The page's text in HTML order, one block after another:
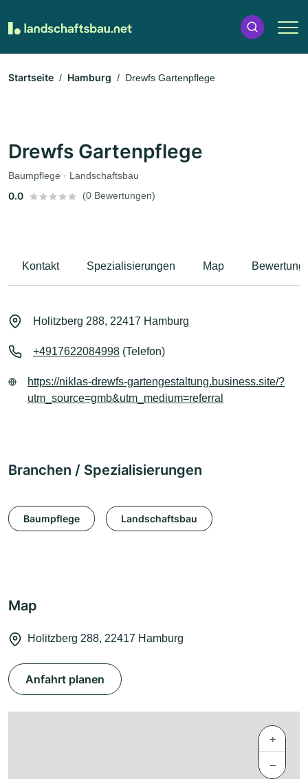
Startseite Hamburg Drewfs Gartenpflege
Drewfs Gartenpflege
Baumpflege · Landschaftsbau
0.0 (0 Bewertungen)
Kontakt Spezialisierungen Map
Holitzberg 288, 22417 Hamburg
+4917622084998 (Telefon)
https://niklas-drewfs-gartengestaltung.business.site/?
utm_source=gmb&utm_medium=referral
Branchen / Spezialisierungen
Baumpflege Landschaftsbau
Map
Holitzberg 288, 22417 Hamburg
Anfahrt planen
+
−